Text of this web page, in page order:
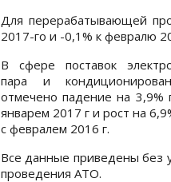
Для перерабатывающей
2017-го и -0,1% к февралю
В сфере поставок
пара и
отмечено падение на 3,9%
январем 2017 г и рост на
с февралем 2016 г.
Все данные приведены без
проведения АТО.